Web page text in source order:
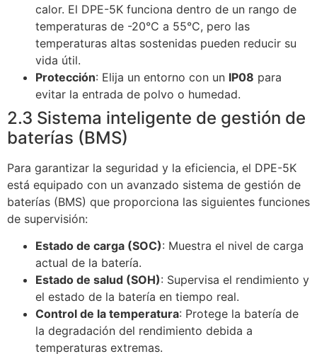
calor. El DPE-5K funciona dentro de un rango de
temperaturas de -20°C a 55°C, pero las
temperaturas altas sostenidas pueden reducir su
vida útil.
Protección: Elija un entorno con un IP08 para
evitar la entrada de polvo o humedad.
2.3 Sistema inteligente de gestión de
baterías (BMS)
Para garantizar la seguridad y la eficiencia, el DPE-5K
está equipado con un avanzado sistema de gestión de
baterías (BMS) que proporciona las siguientes funciones
de supervisión:
Estado de carga (SOC): Muestra el nivel de carga
actual de la batería.
Estado de salud (SOH): Supervisa el rendimiento y
el estado de la batería en tiempo real.
Control de la temperatura: Protege la batería de
la degradación del rendimiento debida a
temperaturas extremas.